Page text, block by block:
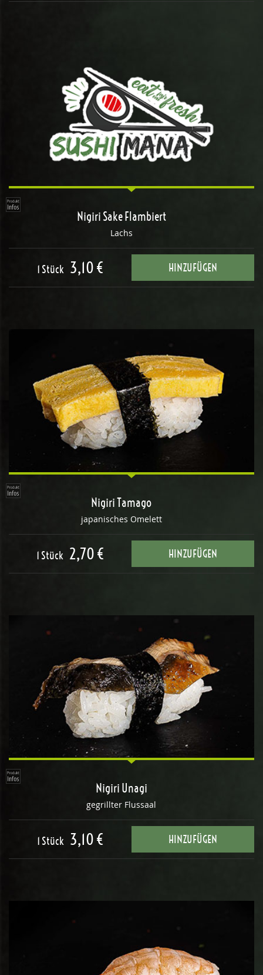
Nigiri Sake Flambiert
Lachs
1 Stück 3,10 € HINZUFÜGEN
Nigiri Tamago
japanisches Omelett
1 Stück 2,70 € HINZUFÜGEN
Nigiri Unagi
gegrillter Flussaal
1 Stück 3,10 € HINZUFÜGEN